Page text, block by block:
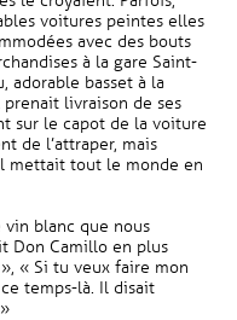
voitures peintes elles
avec des bouts
à la gare Saint-
adorable basset à la
livraison de ses
sur le capot de la voiture
de l’attraper, mais
mettait tout le monde en
blanc que nous
Don Camillo en plus
« Si tu veux faire mon
temps-là. Il disait